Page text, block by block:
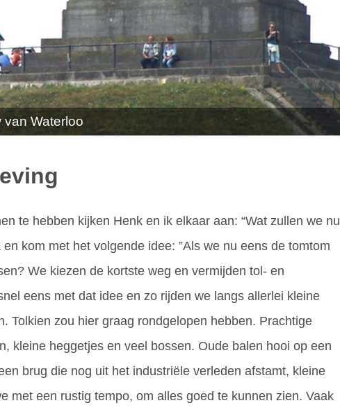
van Waterloo
te hebben kijken Henk en ik elkaar aan: “Wat zullen we nu
kom met het volgende idee: ”Als we nu eens de tomtom
We kiezen de kortste weg en vermijden tol- en
eens met dat idee en zo rijden we langs allerlei kleine
Tolkien zou hier graag rondgelopen hebben. Prachtige
kleine heggetjes en veel bossen. Oude balen hooi op een
brug die nog uit het industriële verleden afstamt, kleine
met een rustig tempo, om alles goed te kunnen zien. Vaak